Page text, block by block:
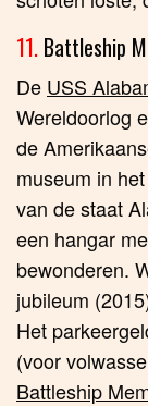
11. Battleship
De USS
Wereldoorlog
de
museum in
van de staat
een hangar
bewonderen.
jubileum
Het
(voor
Battleship